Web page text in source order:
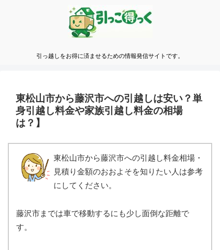
引っ越しをお得に済ませるための情報発信サイトです。
東松山市から藤沢市への引越しは安い？単
身引越し料金や家族引越し料金の相場
は？】
東松山市から藤沢市への引越し料金相場・
見積り金額のおおよそを知りたい人は参考
にしてください。
藤沢市までは車で移動するにも少し面倒な距離で
す。